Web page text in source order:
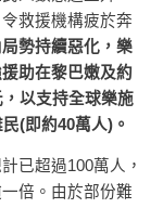
救援機構疲於奔
勢持續惡化，樂
助在黎巴嫩及約
，以支持全球樂施
(即約40萬人) 。
已超過100萬人，
倍。由於部份難